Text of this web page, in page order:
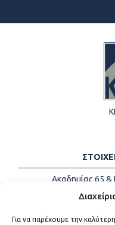
Για να παρέχουμε την
Ακαδημίας 65 &
Τηλέφωνα:
Email: